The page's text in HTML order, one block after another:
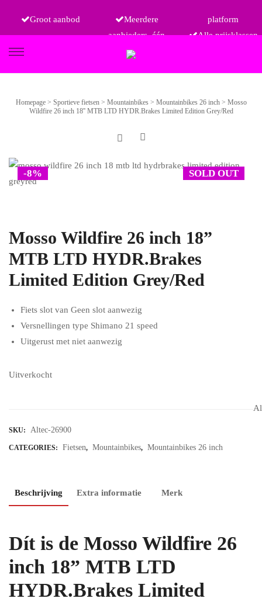
Groot aanbod
Meerdere
aanbieders, één
platform
Alle prijsklassen
Homepage > Sportieve fietsen > Mountainbikes > Mountainbikes 26 inch > Mosso
Wildfire 26 inch 18'' MTB LTD HYDR.Brakes Limited Edition Grey/Red
-8% SOLD OUT
Mosso Wildfire 26 inch 18”
MTB LTD HYDR.Brakes
Limited Edition Grey/Red
Fiets slot van Geen slot aanwezig
Versnellingen type Shimano 21 speed
Uitgerust met niet aanwezig
Uitverkocht
SKU: Altec-26900
CATEGORIES: Fietsen, Mountainbikes, Mountainbikes 26 inch
Beschrijving Extra informatie Merk
Dít is de Mosso Wildfire 26
inch 18” MTB LTD
HYDR.Brakes Limited